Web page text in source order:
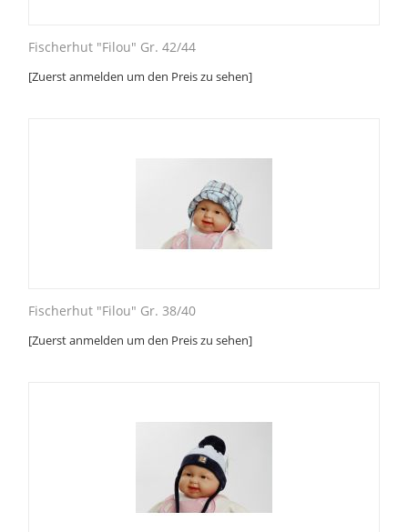
Fischerhut "Filou" Gr. 42/44
[Zuerst anmelden um den Preis zu sehen]
Fischerhut "Filou" Gr. 38/40
[Zuerst anmelden um den Preis zu sehen]